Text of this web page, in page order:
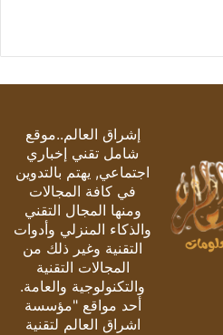
إشراق العالم..موقع
شامل تقني إخباري
اجتماعي, يهتم بالتدوين
في كافة المجالات
ومنها المجال التقني
والذكاء المنزلي وأدوات
التقنية وغير ذلك من
المجالات التقنية
والتكنولوجية والعامة.
أحد مواقع "مؤسسة
اشراق العالم لتقنية